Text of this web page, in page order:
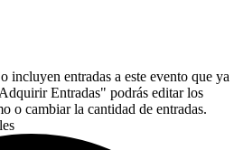
incluyen entradas a este evento que ya
Entradas" podrás editar los
o cambiar la cantidad de entradas.